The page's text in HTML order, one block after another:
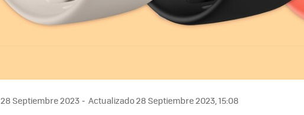
28 Septiembre 2023 Actualizado 28 Septiembre 2023, 15:08